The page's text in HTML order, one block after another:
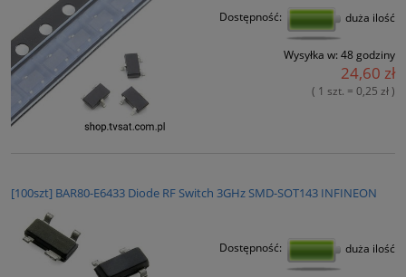
Dostępność: duża ilość
Wysyłka w: 48 godziny
24,60 zł
( 1 szt. = 0,25 zł )
[100szt] BAR80-E6433 Diode RF Switch 3GHz SMD-SOT143 INFINEON
Dostępność: duża ilość